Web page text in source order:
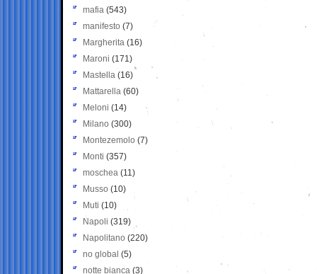
mafia (543)
manifesto (7)
Margherita (16)
Maroni (171)
Mastella (16)
Mattarella (60)
Meloni (14)
Milano (300)
Montezemolo (7)
Monti (357)
moschea (11)
Musso (10)
Muti (10)
Napoli (319)
Napolitano (220)
no global (5)
notte bianca (3)